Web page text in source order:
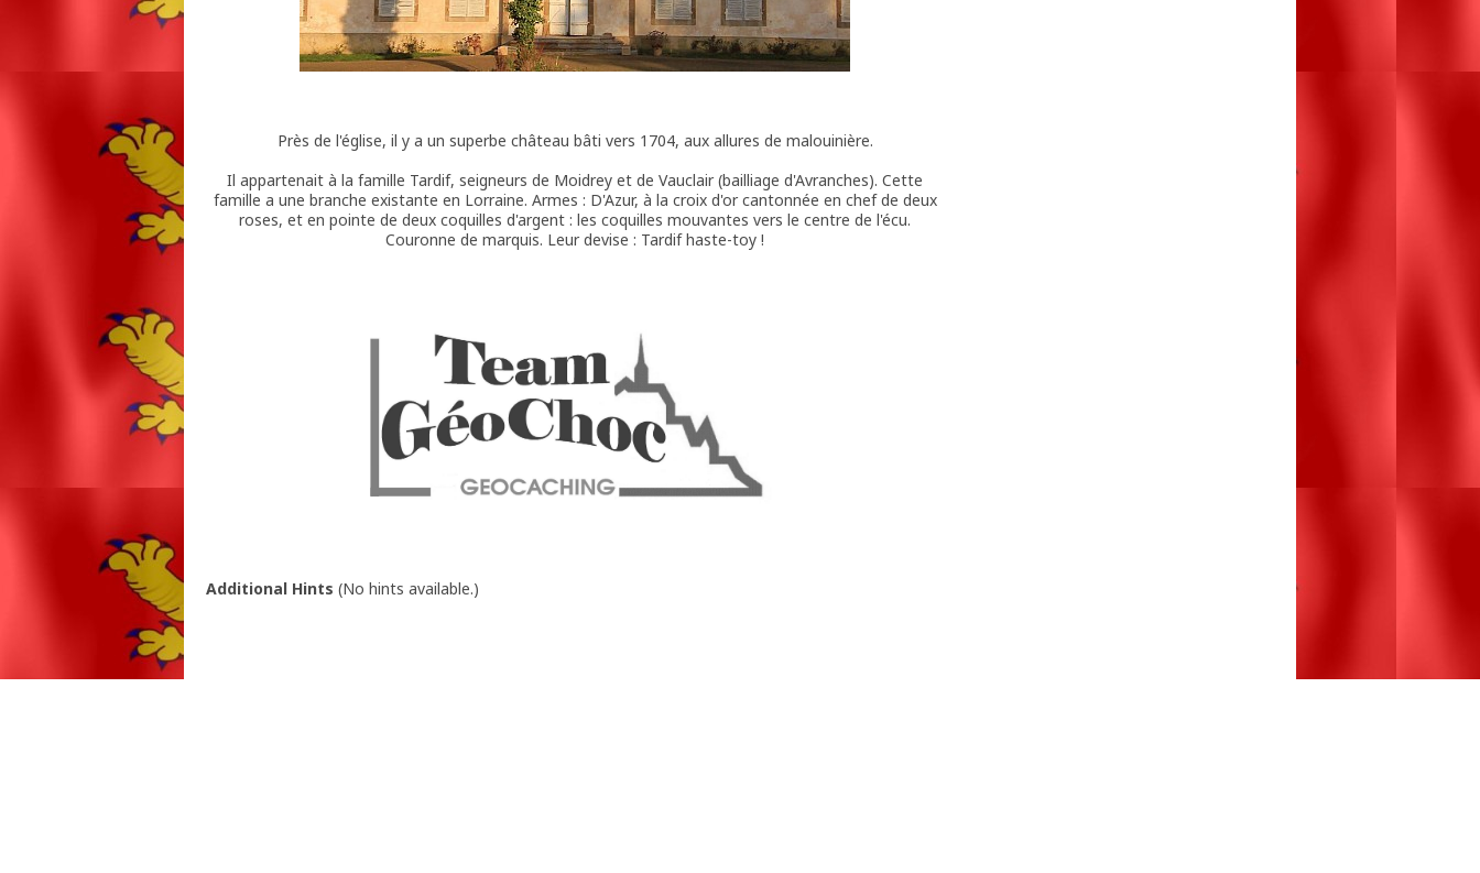
Près de l'église, il y a un superbe château bâti vers 1704, aux allures de malouinière.
Il appartenait à la famille Tardif, seigneurs de Moidrey et de Vauclair (bailliage d'Avranches). Cette
famille a une branche existante en Lorraine. Armes : D'Azur, à la croix d'or cantonnée en chef de deux
roses, et en pointe de deux coquilles d'argent : les coquilles mouvantes vers le centre de l'écu.
Couronne de marquis. Leur devise : Tardif haste-toy !
Additional Hints (No hints available.)